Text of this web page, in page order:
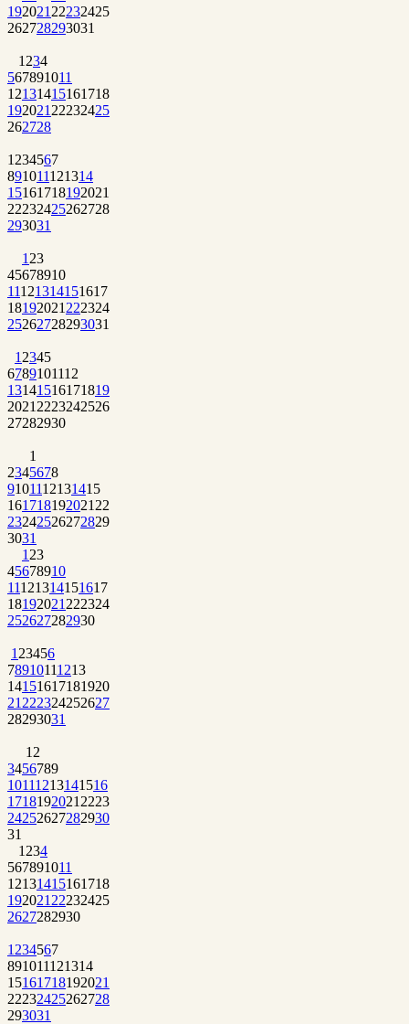
192021 22232425
262728293031
1 234
567891011
12131415161718
192021 22232425
262728
1 234567
891011121314
15161718192021
22232425262728
293031
1 23
45678910
11121314151617
18192021 222324
25262728293031
1 2345
6789101112
13141516171819
2021 2223242526
27282930
1
2345678
9101112131415
161718192021 22
23242526272829
3031
1 23
45678910
11121314151617
18192021 222324
252627282930
1 23456
78910111213
14151617181920
21 222324252627
28293031
1 2
3456789
10111213141516
1718192021 2223
24252627282930
31
1 234
567891011
12131415161718
192021 22232425
2627282930
1 234567
891011121314
15161718192021
22232425262728
293031